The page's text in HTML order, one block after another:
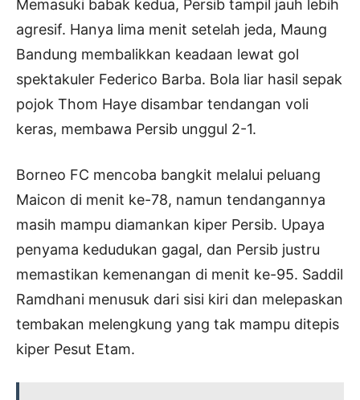
Memasuki babak kedua, Persib tampil jauh lebih
agresif. Hanya lima menit setelah jeda, Maung
Bandung membalikkan keadaan lewat gol
spektakuler Federico Barba. Bola liar hasil sepak
pojok Thom Haye disambar tendangan voli
keras, membawa Persib unggul 2-1.
Borneo FC mencoba bangkit melalui peluang
Maicon di menit ke-78, namun tendangannya
masih mampu diamankan kiper Persib. Upaya
penyama kedudukan gagal, dan Persib justru
memastikan kemenangan di menit ke-95. Saddil
Ramdhani menusuk dari sisi kiri dan melepaskan
tembakan melengkung yang tak mampu ditepis
kiper Pesut Etam.